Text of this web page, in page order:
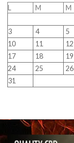
L M M
3
4 5
10
11 12
17
18 19
24
25 26
31